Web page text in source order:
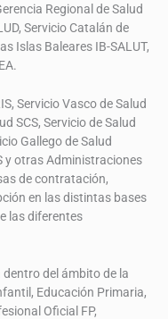
Regional de Salud
Servicio Catalán de
Islas Baleares IB-SALUT,
Servicio Vasco de Salud
SCS, Servicio de Salud
Gallego de Salud
y otras Administraciones
de contratación,
en las distintas bases
las diferentes
del ámbito de la
Educación Primaria,
Oficial FP,